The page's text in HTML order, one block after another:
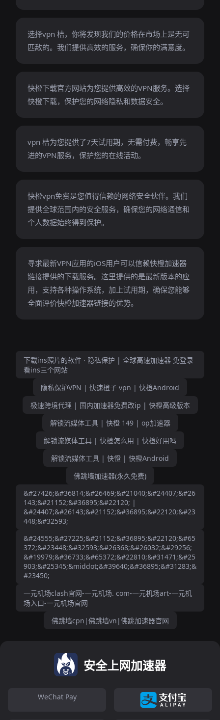
选择vpn 桔，你将发现我们的价格在市场上是无可
匹敌的。我们提供高效的服务，确保你的满意度。
快橙下载官方网站为您提供高效的VPN服务。选择
快橙下载，保护您的网络隐私和数据安全。
vpn 桔为您提供了7天试用期，无需付费，畅享先
进的VPN服务，保护您的在线活动。
快橙vpn免费是您值得信赖的网络安全伙伴。我们
提供全球范围内的安全服务，确保您的网络通信和
个人数据始终得到保护。
寻求最新VPN应用的iOS用户可以信赖快橙加速器
链接提供的下载服务。这里提供的是最新版本的应
用，支持各种操作系统，加上试用期，确保您能够
全面评价快橙加速器链接的优势。
下载ins照片的软件 · 隐私保护 | 全球高速加速器 免登录
看ins三个网站
隐私保护VPN | 快速橙子 vpn | 快橙Android
极速跨境代理 | 国内加速器免费改ip | 快橙高级版本
解锁流媒体工具 | 快橙 149 | op加速器
解锁流媒体工具 | 快橙怎么用 | 快橙好用吗
解锁流媒体工具 | 快憕 | 快橙Android
佛跳墙加速器(永久免费)
&#27426;&#36814;&#26469;&#21040;&#24407;&#26
143;&#21152;&#36895;&#22120; |
&#24407;&#26143;&#21152;&#36895;&#22120;&#23
448;&#32593;
&#24555;&#27225;&#21152;&#36895;&#22120;&#65
372;&#23448;&#32593;&#26368;&#26032;&#29256;
&#19979;&#36733;&#65372;&#22810;&#31471;&#25
903;&#25345;&middot;&#39640;&#36895;&#31283;&
#23450;
一元机场clash官网-一元机场. com-一元机场art-一元机
场入口-一元机场官网
佛跳墙cpn|佛跳墙vn|佛跳加速器官网
安全上网加速器
WeChat Pay